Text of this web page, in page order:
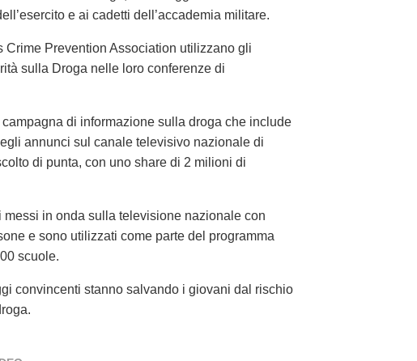
e ai cadetti dell’accademia militare.
Crime Prevention Association utilizzano gli
sulla Droga nelle loro conferenze di
di informazione sulla droga che include
annunci sul canale televisivo nazionale di
di punta, con uno share di 2 milioni di
in onda sulla televisione nazionale con
e sono utilizzati come parte del programma
scuole.
convincenti stanno salvando i giovani dal rischio